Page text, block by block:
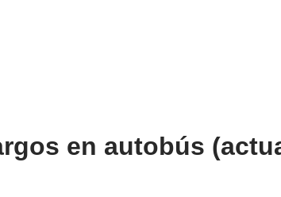
en autobús